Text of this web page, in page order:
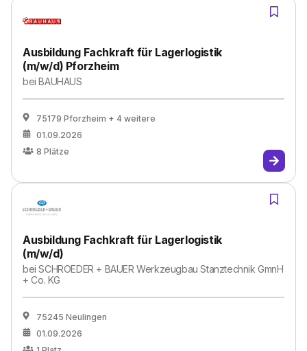
Ausbildung Fachkraft für Lagerlogistik
(m/w/d) Pforzheim
beiBAUHAUS
75179 Pforzheim + 4 weitere
01.09.2026
8 Plätze
Ausbildung Fachkraft für Lagerlogistik
(m/w/d)
beiSCHROEDER + BAUER Werkzeugbau Stanztechnik GmnH
+ Co. KG
75245 Neulingen
01.09.2026